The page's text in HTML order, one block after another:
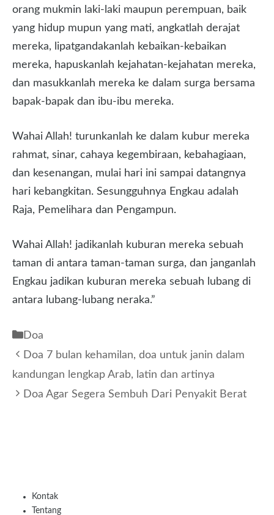
orang mukmin laki-laki maupun perempuan, baik
yang hidup mupun yang mati, angkatlah derajat
mereka, lipatgandakanlah kebaikan-kebaikan
mereka, hapuskanlah kejahatan-kejahatan mereka,
dan masukkanlah mereka ke dalam surga bersama
bapak-bapak dan ibu-ibu mereka.
Wahai Allah! turunkanlah ke dalam kubur mereka
rahmat, sinar, cahaya kegembiraan, kebahagiaan,
dan kesenangan, mulai hari ini sampai datangnya
hari kebangkitan. Sesungguhnya Engkau adalah
Raja, Pemelihara dan Pengampun.
Wahai Allah! jadikanlah kuburan mereka sebuah
taman di antara taman-taman surga, dan janganlah
Engkau jadikan kuburan mereka sebuah lubang di
antara lubang-lubang neraka.”
Kategori
Doa
Doa 7 bulan kehamilan, doa untuk janin dalam
kandungan lengkap Arab, latin dan artinya
Doa Agar Segera Sembuh Dari Penyakit Berat
Kontak
Tentang